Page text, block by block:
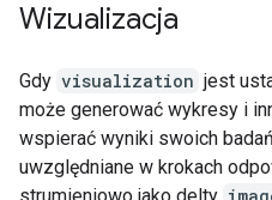
Wizualizacja
Gdy visualization jest
może generować wykresy i
wspierać wyniki swoich
uwzględniane w krokach